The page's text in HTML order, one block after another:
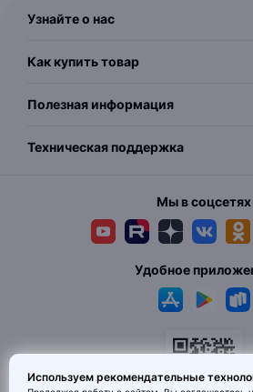
Узнайте о нас
Как купить товар
Полезная информация
Техническая поддержка
Мы в соцсетях
Удобное
Используем рекомендательные